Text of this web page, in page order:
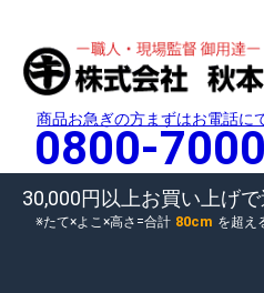
商品お急ぎの方まずはお電話に
0800-
30,000円以上お買い上げで
たて×よこ×高さ=合計 80cm を超え